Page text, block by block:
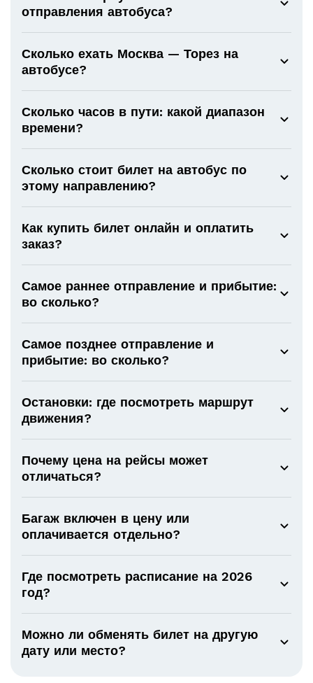
отправления автобуса?
Сколько ехать Москва — Торез на
автобусе?
Сколько часов в пути: какой диапазон
времени?
Сколько стоит билет на автобус по
этому направлению?
Как купить билет онлайн и оплатить
заказ?
Самое раннее отправление и прибытие:
во сколько?
Самое позднее отправление и
прибытие: во сколько?
Остановки: где посмотреть маршрут
движения?
Почему цена на рейсы может
отличаться?
Багаж включен в цену или
оплачивается отдельно?
Где посмотреть расписание на 2026
год?
Можно ли обменять билет на другую
дату или место?